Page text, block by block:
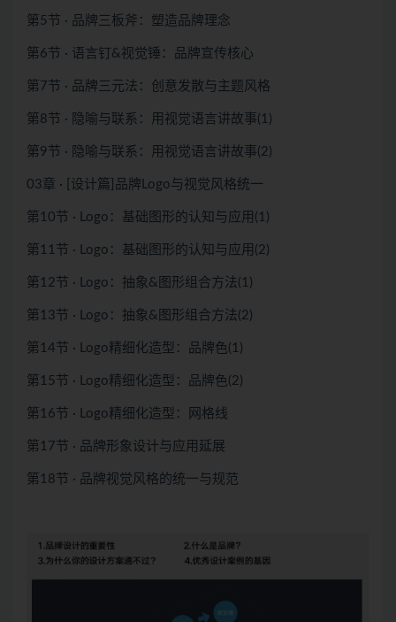
第5节 · 品牌三板斧：塑造品牌理念
第6节 · 语言钉&视觉锤：品牌宣传核心
第7节 · 品牌三元法：创意发散与主题风格
第8节 · 隐喻与联系：用视觉语言讲故事(1)
第9节 · 隐喻与联系：用视觉语言讲故事(2)
03章 · [设计篇]品牌Logo与视觉风格统一
第10节 · Logo：基础图形的认知与应用(1)
第11节 · Logo：基础图形的认知与应用(2)
第12节 · Logo：抽象&图形组合方法(1)
第13节 · Logo：抽象&图形组合方法(2)
第14节 · Logo精细化造型：品牌色(1)
第15节 · Logo精细化造型：品牌色(2)
第16节 · Logo精细化造型：网格线
第17节 · 品牌形象设计与应用延展
第18节 · 品牌视觉风格的统一与规范